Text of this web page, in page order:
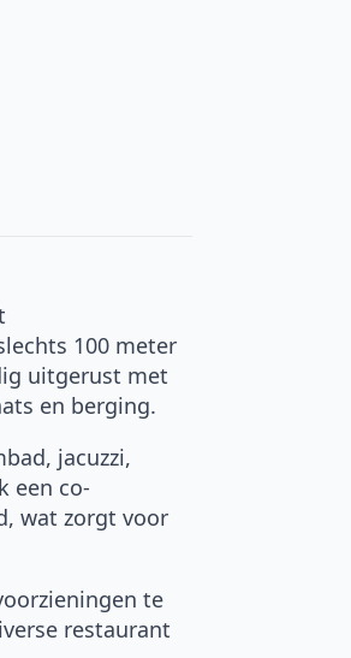
100 meter
uitgerust met
en berging.
jacuzzi,
een co-
wat zorgt voor
te
restaurant